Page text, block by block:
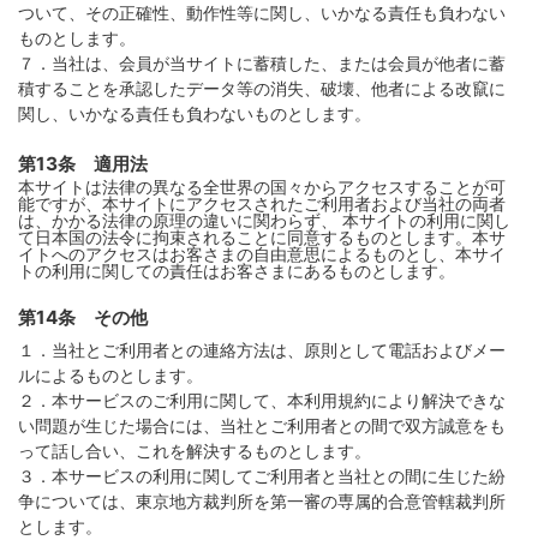
ついて、その正確性、動作性等に関し、いかなる責任も負わない
ものとします。
７．当社は、会員が当サイトに蓄積した、または会員が他者に蓄
積することを承認したデータ等の消失、破壊、他者による改竄に
関し、いかなる責任も負わないものとします。
第13条 適用法
本サイトは法律の異なる全世界の国々からアクセスすることが可
能ですが、本サイトにアクセスされたご利用者および当社の両者
は、かかる法律の原理の違いに関わらず、 本サイトの利用に関し
て日本国の法令に拘束されることに同意するものとします。本サ
イトへのアクセスはお客さまの自由意思によるものとし、本サイ
トの利用に関しての責任はお客さまにあるものとします。
第14条 その他
１．当社とご利用者との連絡方法は、原則として電話およびメー
ルによるものとします。
２．本サービスのご利用に関して、本利用規約により解決できな
い問題が生じた場合には、当社とご利用者との間で双方誠意をも
って話し合い、これを解決するものとします。
３．本サービスの利用に関してご利用者と当社との間に生じた紛
争については、東京地方裁判所を第一審の専属的合意管轄裁判所
とします。